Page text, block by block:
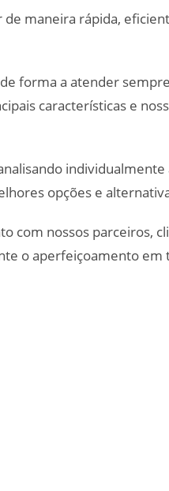
maneira rápida,
forma a atender
características e
individualmente
opções e
com nossos parceiros,
o aperfeiçoamento em